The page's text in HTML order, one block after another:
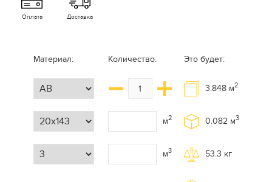
Оплата Доставка
Материал: Количество:
м2
м3
Это будет:
3.848 м2
0.082 м3
53.3 кг